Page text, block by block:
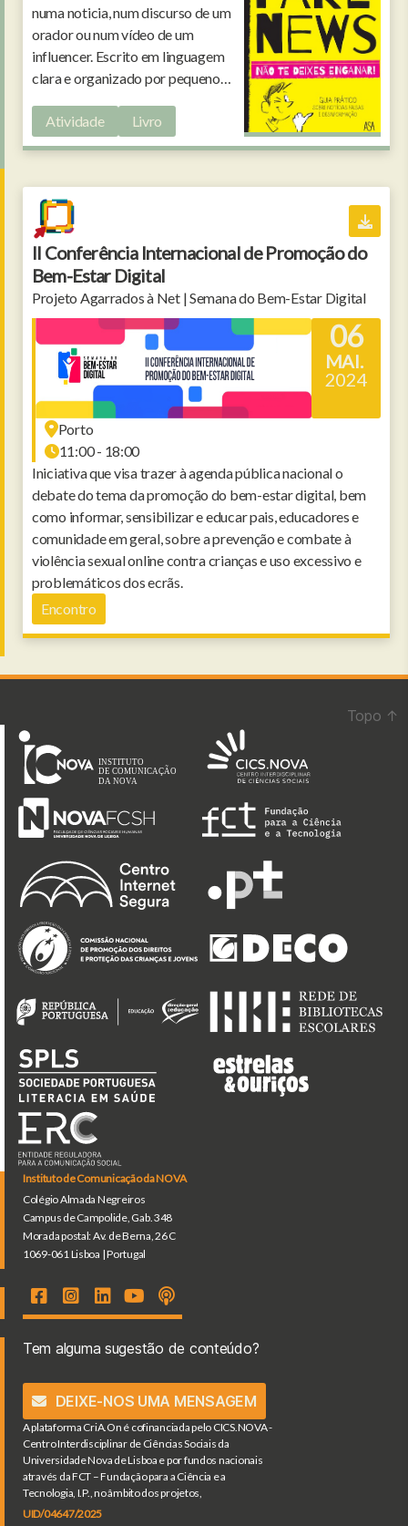
numa noticia, num discurso de um
orador ou num vídeo de um
influencer. Escrito em linguagem
clara e organizado por pequenos
noutros contextos.
Atividade Livro
II Conferência Internacional de Promoção do
Bem-Estar Digital
Projeto Agarrados à Net | Semana do Bem-Estar Digital
06
MAI.
2024
Porto
11:00 - 18:00
Iniciativa que visa trazer à agenda pública nacional o
debate do tema da promoção do bem-estar digital, bem
como informar, sensibilizar e educar pais, educadores e
comunidade em geral, sobre a prevenção e combate à
violência sexual online contra crianças e uso excessivo e
problemáticos dos ecrãs.
Encontro
Topo ↑
Instituto de Comunicação da NOVA
Colégio Almada Negreiros
Campus de Campolide, Gab. 348
Morada postal: Av. de Berna, 26 C
1069-061 Lisboa | Portugal
Tem alguma sugestão de conteúdo?
DEIXE-NOS UMA MENSAGEM
A plataforma CriA.On é cofinanciada pelo CICS.NOVA -
Centro Interdisciplinar de Ciências Sociais da
Universidade Nova de Lisboa e por fundos nacionais
através da FCT – Fundação para a Ciência e a
Tecnologia, I.P., no âmbito dos projetos,
UID/04647/2025